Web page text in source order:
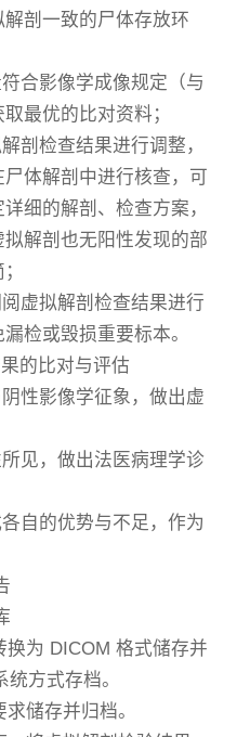
剖一致的尸体存放环
合影像学成像规定（与
最优的比对资料；
剖检查结果进行调整，
体解剖中进行核查，可
细的解剖、检查方案，
解剖也无阳性发现的部
虚拟解剖检查结果进行
检或毁损重要标本。
的比对与评估
性影像学征象，做出虚
见，做出法医病理学诊
自的优势与不足，作为
为 DICOM 格式储存并
方式存档。
储存并归档。